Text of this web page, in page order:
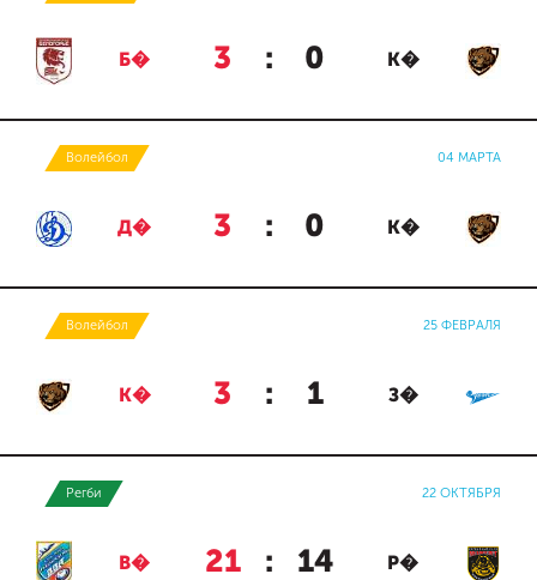
Б� 3 : 0 К�
Волейбол 04 МАРТА
Д� 3 : 0 К�
Волейбол 25 ФЕВРАЛЯ
К� 3 : 1 З�
Регби 22 ОКТЯБРЯ
В� 21 : 14 Р�